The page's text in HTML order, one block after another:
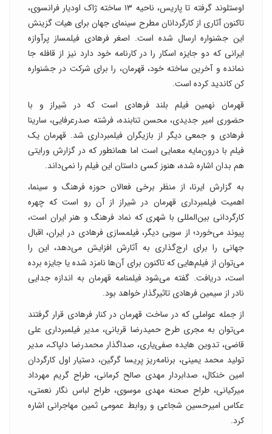
اوستلوند گرفته تا پاریس، ناحیه ۱۳ ساخته ژاک اودیار فرانسوی،
تاکنون آثاری از کارگردانان مطرح سینمای جهان برای هیات گزینش
این جشنواره ارسال شده است. اصغر فرهادی فیلمساز پرآوازه
ایرانی که دو جایزه اسکار را در کارنامه خود دارد نیز از قافله جا
نمانده و آخرین ساخته خود، قهرمان، را برای شرکت در جشنواره
کن کاندید کرده است.
قهرمان نهمین فیلم بلند فرهادی است که در شیراز و با
حضوری امیر جدیدی، محسن تنابنده، فرشته صدرعرفایی، سارینا
فرهادی و جمعی دیگر از بازیگران فیلمبرداری شد. قهرمان یک
فیلم با درون‌مایه معمایی است اما همانطور که در گزارش ورایتی
هم بدان اشاره شده، هنوز کسی داستان این فیلم را نمی‌داند.
به گزارش ایرنا، از منظر برخی فعالان حوزه فرهنگ و سینما،
اهمیت فیلمبرداری قهرمان در شیراز از آن رو است که چهره
کارگردانی بین‌المللی با شهری که نماد فرهنگ و هنر ایران است،
پیوند می‌خورد؛ از سویی دیگر، فیلمسازی فرهادی در ایران، اقبال
جهانی را برای ارج‌گذاری به آثارش افزایش می‌دهد، این را
می‌توان از فیلم‌هایی که تاکنون برای آن‌ها نامزد شده یا جایزه برده
است، دریافت. گفته می‌شود فیلمنامه قهرمان به اندازه جدایی
نادر از سیمین فرهادی تاثیرگذار خواهد بود.
از جمله عواملی که در ساخت قهرمان در کنار فرهادی قرار گرفتند
می‌توان به مجری طرح حمیدرضا قربانی، مدیر فیلمبرداری علی
قاضی، تدوین هایده صفی‌یاری، صداگذار محمدرضا دلپاک، مدیر
تولید محمد یمینی، برنامه‌ریز پریسا گرگین، دستیار اول کارگردان
امین خنکال، صدابردار مهدی صالح کرمانی، طراح گریم مهرداد
میرکیانی، طراح صحنه مهدی موسوی، طراح لباس نگار نعمتی،
عکاس امیرحسین شجاعی و روابط عمومی ثمین مهاجرانی اشاره
کرد.